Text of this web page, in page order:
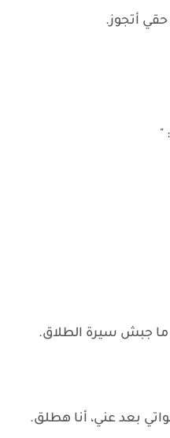
حقي أتجوز.
"
ما جبش سيرة الطلاق.
بعد عني، أنا هطلق.